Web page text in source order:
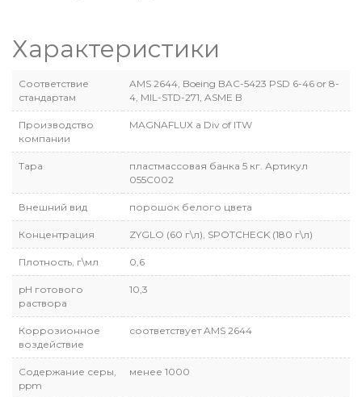
Характеристики
Соответствие
стандартам
AMS 2644, Boeing BAC-5423 PSD 6-46 or 8-
4, MIL-STD-271, ASME B
Производство
компании
MAGNAFLUX a Div of ITW
Тара
пластмассовая банка 5 кг. Артикул
055С002
Внешний вид порошок белого цвета
Концентрация ZYGLO (60 г\л), SPOTCHECK (180 г\л)
Плотность, г\мл 0,6
pH готового
раствора
10,3
Коррозионное
воздействие
соответствует AMS 2644
Содержание серы,
ppm
менее 1000